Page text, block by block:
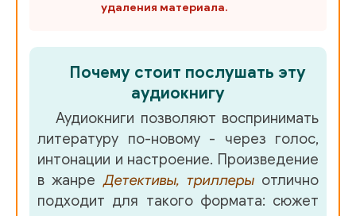
38_Glava_4-11
40_Glava_4-13
41_Glava_5-01
43_Glava_5-03
удаления материала.
Почему стоит послушать эту
аудиокнигу
Аудиокниги позволяют воспринимать
литературу по-новому - через голос,
интонации и настроение. Произведение
в жанреДетективы, триллерыотлично
подходит для такого формата: сюжет